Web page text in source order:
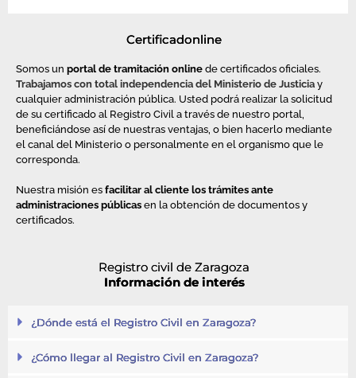
Certificadonline
Somos un portal de tramitación online de certificados oficiales.
Trabajamos con total independencia del Ministerio de Justicia y
cualquier administración pública. Usted podrá realizar la solicitud
de su certificado al Registro Civil a través de nuestro portal,
beneficiándose así de nuestras ventajas, o bien hacerlo mediante
el canal del Ministerio o personalmente en el organismo que le
corresponda.
Nuestra misión es facilitar al cliente los trámites ante
administraciones públicas en la obtención de documentos y
certificados.
Registro civil de Zaragoza
Información de interés
¿Dónde está el Registro Civil en Zaragoza?
¿Cómo llegar al Registro Civil en Zaragoza?